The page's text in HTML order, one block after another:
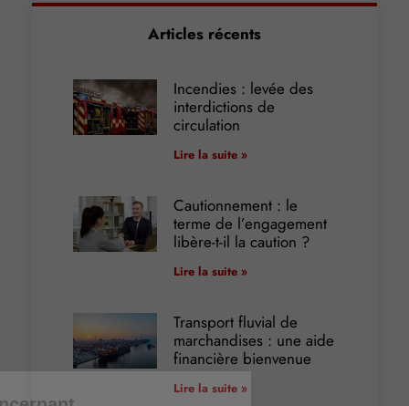
Articles récents
Incendies : levée des
interdictions de
circulation
Lire la suite »
Cautionnement : le
terme de l’engagement
libère-t-il la caution ?
Lire la suite »
Transport fluvial de
marchandises : une aide
financière bienvenue
Lire la suite »